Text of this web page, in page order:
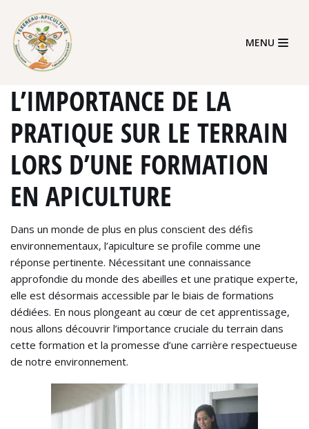
Skip
to
content
MENU
L’IMPORTANCE DE LA
PRATIQUE SUR LE TERRAIN
LORS D’UNE FORMATION
EN APICULTURE
Dans un monde de plus en plus conscient des défis
environnementaux, l’apiculture se profile comme une
réponse pertinente. Nécessitant une connaissance
approfondie du monde des abeilles et une pratique experte,
elle est désormais accessible par le biais de formations
dédiées. En nous plongeant au cœur de cet apprentissage,
nous allons découvrir l’importance cruciale du terrain dans
cette formation et la promesse d’une carrière respectueuse
de notre environnement.